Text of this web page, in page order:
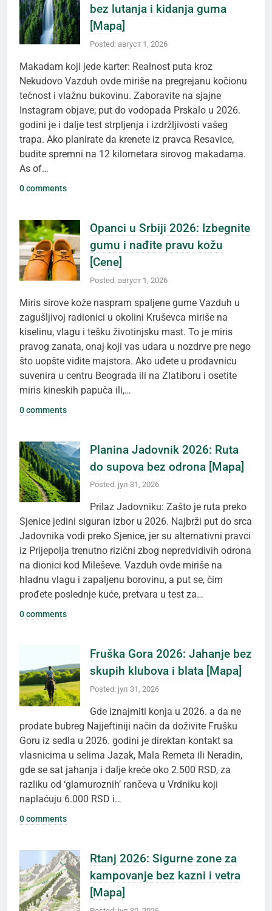
bez lutanja i kidanja guma
[Mapa]
Posted: август 1, 2026
Makadam koji jede karter: Realnost puta kroz
Nekudovo Vazduh ovde miriše na pregrejanu kočionu
tečnost i vlažnu bukovinu. Zaboravite na sjajne
Instagram objave; put do vodopada Prskalo u 2026.
godini je i dalje test strpljenja i izdržljivosti vašeg
trapa. Ako planirate da krenete iz pravca Resavice,
budite spremni na 12 kilometara sirovog makadama.
As of…
0 comments
Opanci u Srbiji 2026: Izbegnite
gumu i nađite pravu kožu
[Cene]
Posted: август 1, 2026
Miris sirove kože naspram spaljene gume Vazduh u
zagušljivoj radionici u okolini Kruševca miriše na
kiselinu, vlagu i tešku životinjsku mast. To je miris
pravog zanata, onaj koji vas udara u nozdrve pre nego
što uopšte vidite majstora. Ako uđete u prodavnicu
suvenira u centru Beograda ili na Zlatiboru i osetite
miris kineskih papuča ili,…
0 comments
Planina Jadovnik 2026: Ruta
do supova bez odrona [Mapa]
Posted: јул 31, 2026
Prilaz Jadovniku: Zašto je ruta preko
Sjenice jedini siguran izbor u 2026. Najbrži put do srca
Jadovnika vodi preko Sjenice, jer su alternativni pravci
iz Prijepolja trenutno rizični zbog nepredvidivih odrona
na dionici kod Mileševe. Vazduh ovde miriše na
hladnu vlagu i zapaljenu borovinu, a put se, čim
prođete poslednje kuće, pretvara u test za…
0 comments
Fruška Gora 2026: Jahanje bez
skupih klubova i blata [Mapa]
Posted: јул 31, 2026
Gde iznajmiti konja u 2026. a da ne
prodate bubreg Najjeftiniji način da doživite Frušku
Goru iz sedla u 2026. godini je direktan kontakt sa
vlasnicima u selima Jazak, Mala Remeta ili Neradin,
gde se sat jahanja i dalje kreće oko 2.500 RSD, za
razliku od ‘glamuroznih’ rančeva u Vrdniku koji
naplaćuju 6.000 RSD i…
0 comments
Rtanj 2026: Sigurne zone za
kampovanje bez kazni i vetra
[Mapa]